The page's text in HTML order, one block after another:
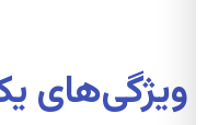
ویژگی‌های